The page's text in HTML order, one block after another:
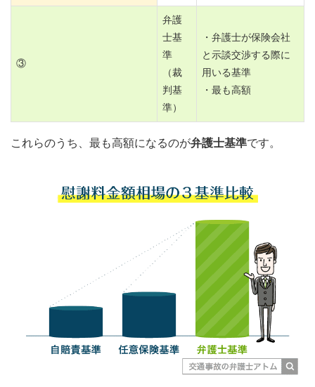
③
弁護
士基
準
（裁
判基
準）
・弁護士が保険会社
と示談交渉する際に
用いる基準
・最も高額
これらのうち、最も高額になるのが弁護士基準です。